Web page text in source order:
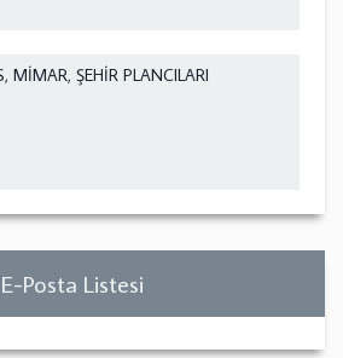
MİMAR, ŞEHİR PLANCILARI
E-Posta Listesi